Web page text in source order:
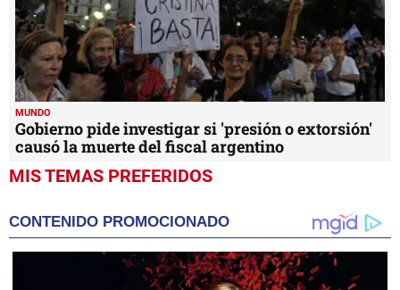
MUNDO
Gobierno pide investigar si 'presión o extorsión'
causó la muerte del fiscal argentino
MIS TEMAS PREFERIDOS
CONTENIDO PROMOCIONADO